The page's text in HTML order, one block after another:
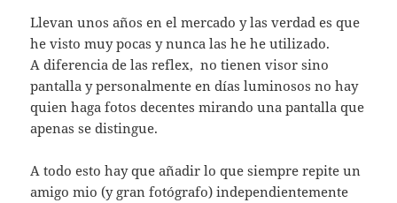
Llevan unos años en el mercado y las verdad es que
he visto muy pocas y nunca las he he utilizado.
A diferencia de las reflex, no tienen visor sino
pantalla y personalmente en días luminosos no hay
quien haga fotos decentes mirando una pantalla que
apenas se distingue.
A todo esto hay que añadir lo que siempre repite un
amigo mio (y gran fotógrafo) independientemente